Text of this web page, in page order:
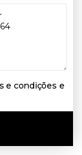
e condições e